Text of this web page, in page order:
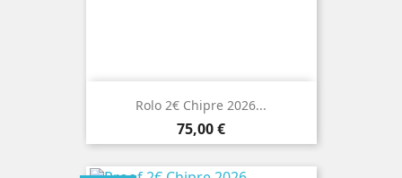
Rolo 2€ Chipre 2026...
Preço
75,00 €